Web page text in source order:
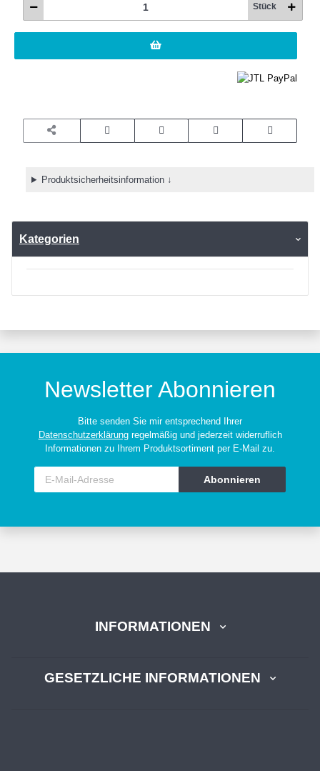
Stück
Produktsicherheitsinformation ↓
Kategorien
Newsletter Abonnieren
Bitte senden Sie mir entsprechend Ihrer
Datenschutzerklärungregelmäßig und jederzeit widerruflich
Informationen zu Ihrem Produktsortiment per E-Mail zu.
Abonnieren
INFORMATIONEN
GESETZLICHE INFORMATIONEN